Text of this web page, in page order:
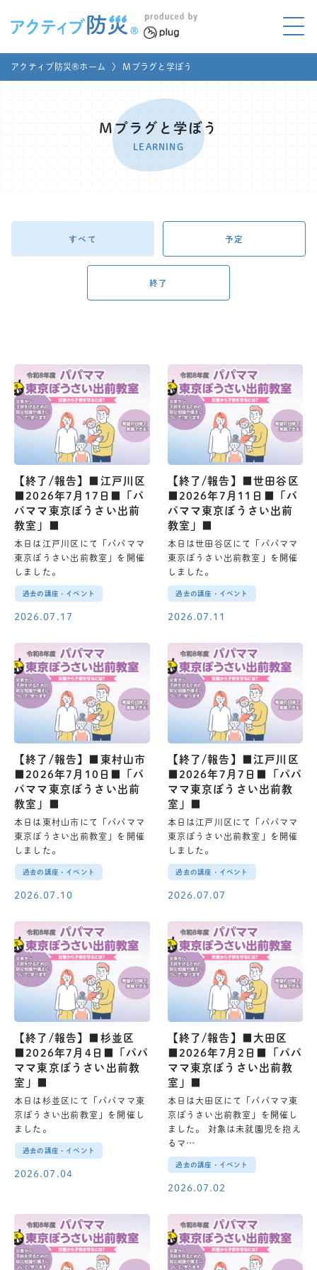
アクティブ防災とは?
家庭でやってみよう
アクティブ防災®ホーム 〉 Mプラグと学ぼう
Mプラグと学ぼう
LEARNING
すべて 予定
終了
【終了/報告】■江戸川区
■2026年7月17日■「パ
パママ東京ぼうさい出前
教室」■
本日は江戸川区にて「パパママ
東京ぼうさい出前教室」を開催
しました。
過去の講座・イベント
2026.07.17
【終了/報告】■世田谷区
■2026年7月11日■「パ
パママ東京ぼうさい出前
教室」■
本日は世田谷区にて「パパママ
東京ぼうさい出前教室」を開催
しました。
過去の講座・イベント
2026.07.11
【終了/報告】■東村山市
■2026年7月10日■「パ
パママ東京ぼうさい出前
教室」■
本日は東村山市にて「パパママ
東京ぼうさい出前教室」を開催
しました。
過去の講座・イベント
2026.07.10
【終了/報告】■江戸川区
■2026年7月7日■「パパ
ママ東京ぼうさい出前教
室」■
本日は江戸川区にて「パパママ
東京ぼうさい出前教室」を開催
しました。
過去の講座・イベント
2026.07.07
【終了/報告】■杉並区
■2026年7月4日■「パパ
ママ東京ぼうさい出前教
室」■
本日は杉並区にて「パパママ東
京ぼうさい出前教室」を開催し
ました。
過去の講座・イベント
2026.07.04
【終了/報告】■大田区
■2026年7月2日■「パパ
ママ東京ぼうさい出前教
室」■
本日は大田区にて「パパママ東
京ぼうさい出前教室」を開催し
ました。 対象は未就園児を抱え
るマ…
過去の講座・イベント
2026.07.02